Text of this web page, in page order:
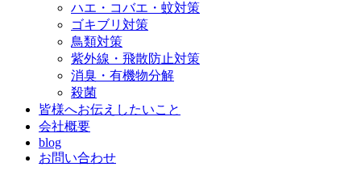
ハエ・コバエ・蚊対策
ゴキブリ対策
鳥類対策
紫外線・飛散防止対策
消臭・有機物分解
殺菌
皆様へお伝えしたいこと
会社概要
blog
お問い合わせ